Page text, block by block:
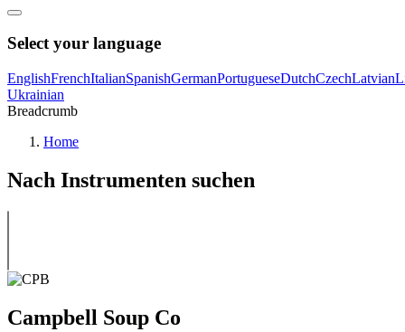
Select your language
EnglishFrenchItalianSpanishGermanPortugueseDutchCzechLatvian
Ukrainian
Breadcrumb
Home
Nach Instrumenten suchen
Campbell Soup Co